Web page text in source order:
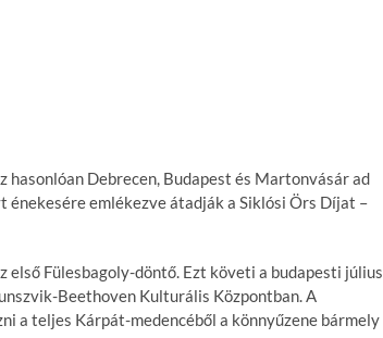
Debrecen, Budapest és Martonvásár ad
énekesére emlékezve átadják a Siklósi Örs Díjat –
Fülesbagoly-döntő. Ezt követi a budapesti július
Beethoven Kulturális Központban. A
a teljes Kárpát-medencéből a könnyűzene bármely